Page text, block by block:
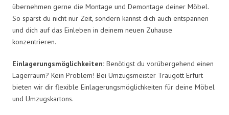
übernehmen gerne die Montage und Demontage deiner Möbel.
So sparst du nicht nur Zeit, sondern kannst dich auch entspannen
und dich auf das Einleben in deinem neuen Zuhause
konzentrieren.
Einlagerungsmöglichkeiten: Benötigst du vorübergehend einen
Lagerraum? Kein Problem! Bei Umzugsmeister Traugott Erfurt
bieten wir dir flexible Einlagerungsmöglichkeiten für deine Möbel
und Umzugskartons.